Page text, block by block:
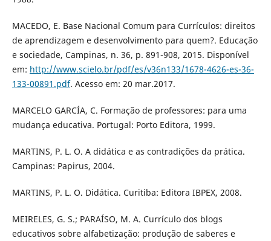
MACEDO, E. Base Nacional Comum para Currículos: direitos
de aprendizagem e desenvolvimento para quem?. Educação
e sociedade, Campinas, n. 36, p. 891-908, 2015. Disponível
em: http://www.scielo.br/pdf/es/v36n133/1678-4626-es-36-
133-00891.pdf. Acesso em: 20 mar.2017.
MARCELO GARCÍA, C. Formação de professores: para uma
mudança educativa. Portugal: Porto Editora, 1999.
MARTINS, P. L. O. A didática e as contradições da prática.
Campinas: Papirus, 2004.
MARTINS, P. L. O. Didática. Curitiba: Editora IBPEX, 2008.
MEIRELES, G. S.; PARAÍSO, M. A. Currículo dos blogs
educativos sobre alfabetização: produção de saberes e